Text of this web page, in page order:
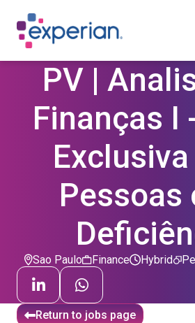
PV |
Finanças I
Pessoas
Sao Paulo Finance Hybrid
Return to jobs page